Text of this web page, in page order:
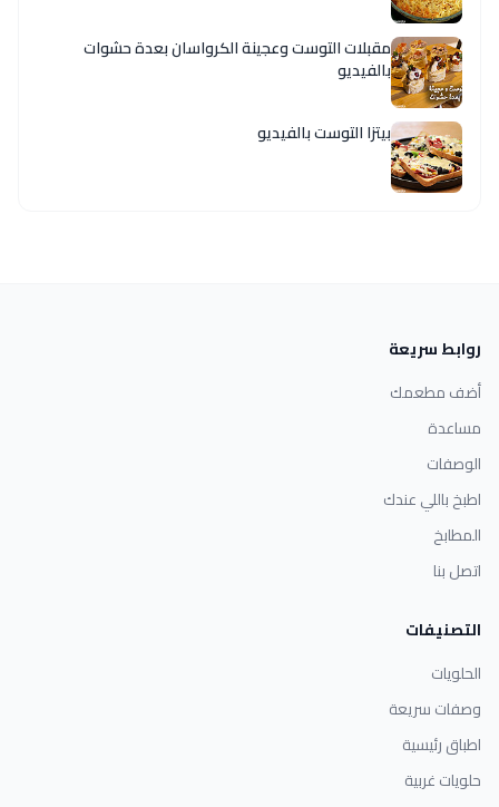
مقبلات التوست وعجينة الكرواسان بعدة حشوات
بالفيديو
بيتزا التوست بالفيديو
روابط سريعة
أضف مطعمك
مساعدة
الوصفات
اطبخ باللي عندك
المطابخ
اتصل بنا
التصنيفات
الحلويات
وصفات سريعة
اطباق رئيسية
حلويات غربية